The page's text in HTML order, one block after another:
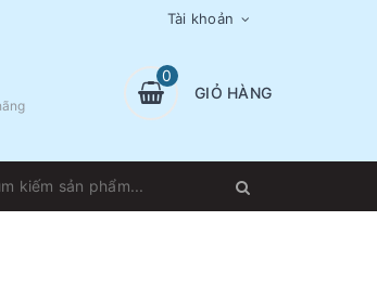
Tài khoản
0
GIỎ HÀNG